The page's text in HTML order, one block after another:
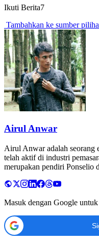
Ikuti Berita7
Tambahkan ke sumber
Airul Anwar
Airul Anwar adalah seorang
telah aktif di industri
merupakan pendiri Ponselio
Masuk dengan Google